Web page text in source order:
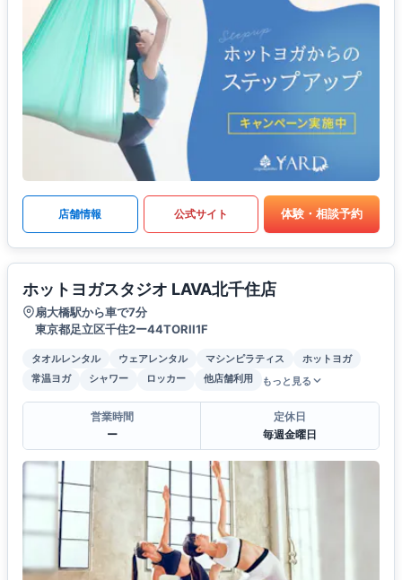
店舗情報 公式サイト 体験・相談予約
ホットヨガスタジオ LAVA北千住店
扇大橋駅から車で7分
東京都足立区千住2ー44TORII1F
タオルレンタル ウェアレンタル マシンピラティス
ホットヨガ
常温ヨガ
シャワー ロッカー 他店舗利用 もっと見る
営業時間
ー
定休日
毎週金曜日